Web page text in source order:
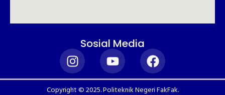
Sosial Media
Copyright © 2025. Politeknik Negeri FakFak.